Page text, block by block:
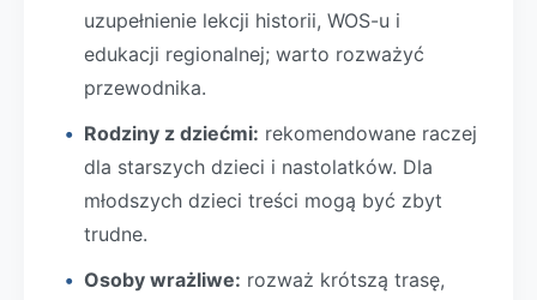
uzupełnienie lekcji historii, WOS-u i
edukacji regionalnej; warto rozważyć
przewodnika.
Rodziny z dziećmi: rekomendowane raczej
dla starszych dzieci i nastolatków. Dla
młodszych dzieci treści mogą być zbyt
trudne.
Osoby wrażliwe: rozważ krótszą trasę,